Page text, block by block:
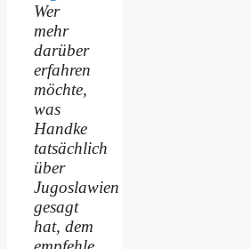
Wer
mehr
darüber
erfahren
möchte,
was
Handke
tatsächlich
über
Jugoslawien
gesagt
hat, dem